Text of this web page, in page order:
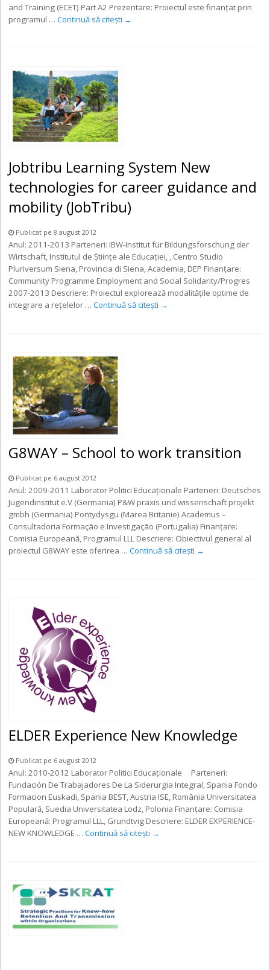
and Training (ECET) Part A2 Prezentare: Proiectul este finanțat prin
programul …Continuă să citești →
Jobtribu Learning System New
technologies for career guidance and
mobility (JobTribu)
Publicat pe 8 august 2012
Anul: 2011-2013 Parteneri: IBW-Institut für Bildungsforschung der
Wirtschaft, Institutul de Ştiinţe ale Educaţiei, , Centro Studio
Pluriversum Siena, Provincia di Siena, Academia, DEP Finanţare:
Community Programme Employment and Social Solidarity/Progres
2007-2013 Descriere: Proiectul explorează modalitățile optime de
integrare a reţelelor …Continuă să citești →
G8WAY – School to work transition
Publicat pe 6 august 2012
Anul: 2009-2011 Laborator Politici Educaționale Parteneri: Deutsches
Jugendinstitut e.V (Germania) P&W praxis und wissenschaft projekt
gmbh (Germania) Pontydysgu (Marea Britanie) Academus –
Consultadoria Formação e Investigação (Portugalia) Finanţare:
Comisia Europeană, Programul LLL Descriere: Obiectivul general al
proiectul G8WAY este oferirea …Continuă să citești →
ELDER Experience New Knowledge
Publicat pe 6 august 2012
Anul: 2010-2012 Laborator Politici Educaționale Parteneri:
Fundación De Trabajadores De La Siderurgia Integral, Spania Fondo
Formacion Euskadi, Spania BEST, Austria ISE, România Universitatea
Populară, Suedia Universitatea Lodz, Polonia Finanţare: Comisia
Europeană: Programul LLL, Grundtvig Descriere: ELDER EXPERIENCE-
NEW KNOWLEDGE …Continuă să citești →